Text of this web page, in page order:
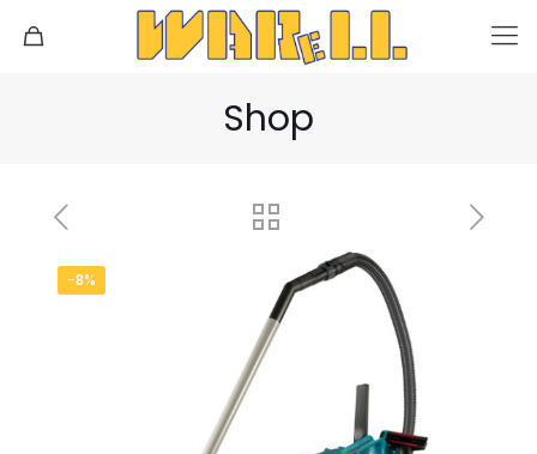
Shop
-8%